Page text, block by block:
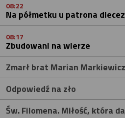
08:22
Na półmetku u patrona
08:17
Zbudowani na wierze
Zmarł brat Marian Markiewicz
Odpowiedź na zło
Św. Filomena. Miłość, która